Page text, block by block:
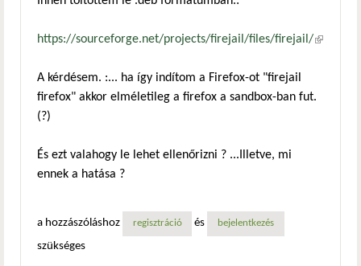
https://sourceforge.net/projects/firejail/files/firejail/(külső
A kérdésem. :... ha így indítom a Firefox-ot "firejail
firefox" akkor elméletileg a firefox a sandbox-ban fut.
(?)
És ezt valahogy le lehet ellenőrizni ? ...Illetve, mi
ennek a hatása ?
a hozzászóláshoz regisztráció és bejelentkezés
szükséges